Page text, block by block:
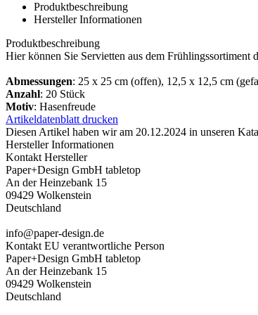
Produktbeschreibung
Hersteller Informationen
Produktbeschreibung
Hier können Sie Servietten aus dem
Abmessungen: 25 x 25 cm (offen), 12,5 x 12,5 cm
Anzahl: 20 Stück
Motiv: Hasenfreude
Artikeldatenblatt drucken
Diesen Artikel haben wir am 20.12.2024 in unseren
Hersteller Informationen
Kontakt Hersteller
Paper+Design GmbH tabletop
An der Heinzebank 15
09429 Wolkenstein
Deutschland
info@paper-design.de
Kontakt EU verantwortliche Person
Paper+Design GmbH tabletop
An der Heinzebank 15
09429 Wolkenstein
Deutschland